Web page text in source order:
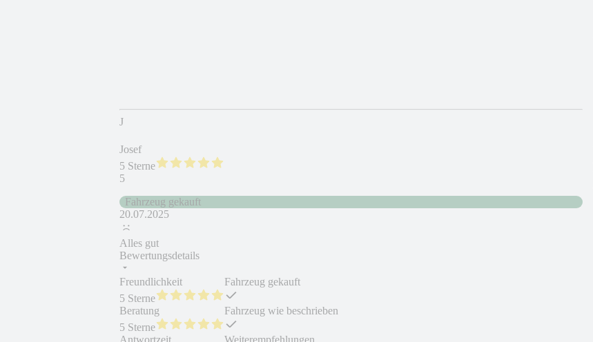
J
Josef
5 Sterne
5
Fahrzeug gekauft
20.07.2025
Alles gut
Bewertungsdetails
Freundlichkeit
5 Sterne
Beratung
5 Sterne
Antwortzeit
Fahrzeug gekauft
Fahrzeug wie beschrieben
Weiterempfehlungen